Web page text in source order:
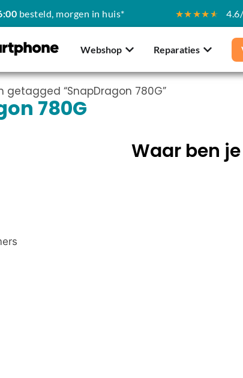
besteld, morgen in huis* ★★★★★
Webshop Reparaties
getagged “SnapDragon 780G”
780G
Waar ben